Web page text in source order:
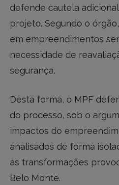
defende cautela
projeto. Segundo o
em empreendimentos
necessidade de
segurança.
Desta forma, o MPF
do processo, sob o
impactos do
analisados de forma
às transformações
Belo Monte.